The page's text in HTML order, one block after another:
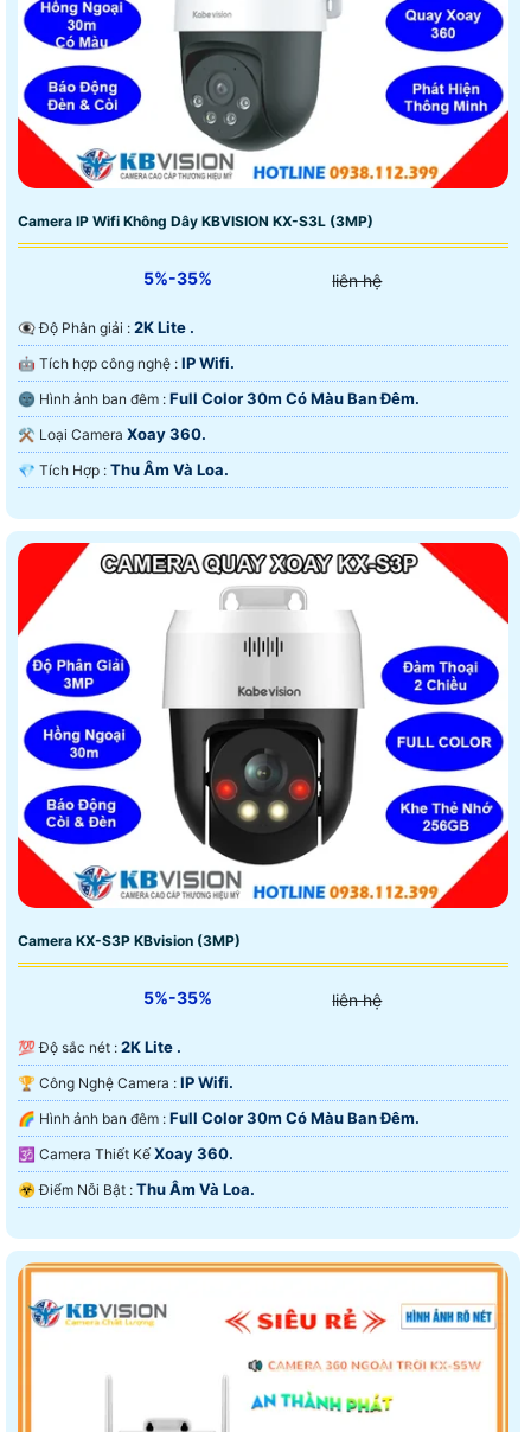
Camera IP Wifi Không Dây KBVISION KX-S3L (3MP)
5%-35% liên hệ
👁️‍🗨 Độ Phân giải : 2K Lite .
🤖️ Tích hợp công nghệ : IP Wifi.
🌚 Hình ảnh ban đêm : Full Color 30m Có Màu Ban Ðêm.
⚒ Loại Camera Xoay 360.
️💎 Tích Hợp : Thu Âm Và Loa.
Camera KX-S3P KBvision (3MP)
5%-35% liên hệ
💯 Độ sắc nét : 2K Lite .
🏆 Công Nghệ Camera : IP Wifi.
🌈 Hình ảnh ban đêm : Full Color 30m Có Màu Ban Ðêm.
🕉️ Camera Thiết Kế Xoay 360.
️☣️ Điểm Nỗi Bật : Thu Âm Và Loa.